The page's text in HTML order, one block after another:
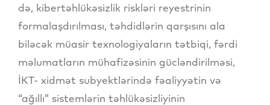
də, kibertəhlükəsizlik riskləri reyestrinin
formalaşdırılması, təhdidlərin qarşısını ala
biləcək müasir texnologiyaların tətbiqi, fərdi
məlumatların mühafizəsinin gücləndirilməsi,
İKT- xidmət subyektlərində fəaliyyətin və
“ağıllı” sistemlərin təhlükəsizliyinin